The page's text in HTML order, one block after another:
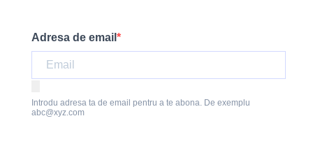
Adresa de email
Introdu adresa ta de email pentru a te abona. De exemplu
abc@xyz.com